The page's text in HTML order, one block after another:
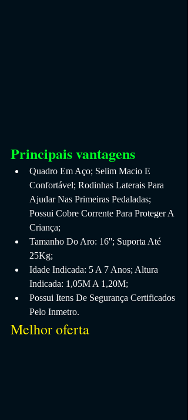
Principais vantagens
Quadro Em Aço; Selim Macio E
Confortável; Rodinhas Laterais Para
Ajudar Nas Primeiras Pedaladas;
Possui Cobre Corrente Para Proteger A
Criança;
Tamanho Do Aro: 16''; Suporta Até
25Kg;
Idade Indicada: 5 A 7 Anos; Altura
Indicada: 1,05M A 1,20M;
Possui Itens De Segurança Certificados
Pelo Inmetro.
Melhor oferta